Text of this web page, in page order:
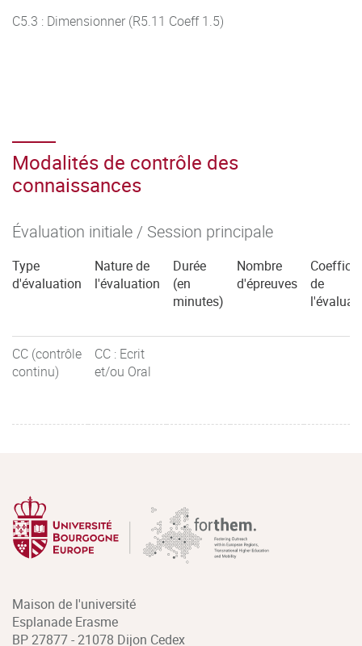
C5.3 : Dimensionner (R5.11 Coeff 1.5)
Modalités de contrôle des
connaissances
Évaluation initiale / Session principale
Type
d'évaluation
Nature de
l'évaluation
Durée
(en
minutes)
Nombre
d'épreuves
de
CC (contrôle
continu)
CC : Ecrit
et/ou Oral
Maison de l'université
Esplanade Erasme
BP 27877 - 21078 Dijon Cedex